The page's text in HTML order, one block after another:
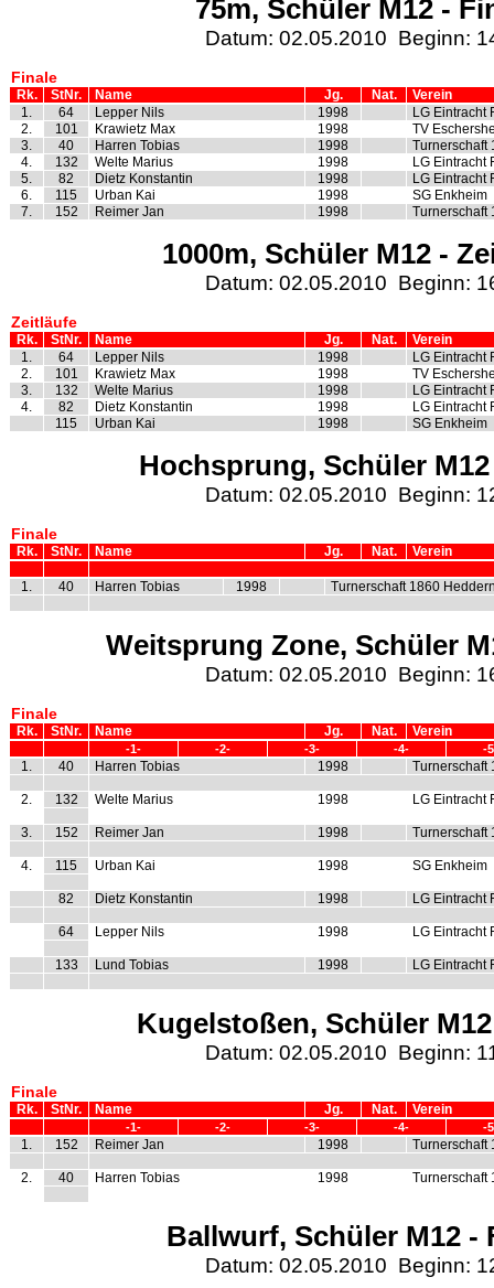
75m, Schüler M12 -
Datum: 02.05.2010 Beginn:
Finale
Rk. StNr. Name Jg. Nat.
Verein
1.
64 Lepper Nils 1998
LG Eintracht
2.
101 Krawietz Max 1998
TV
3.
40 Harren Tobias 1998
Turnerschaft
4.
132 Welte Marius 1998
LG Eintracht
5.
82 Dietz Konstantin 1998
LG Eintracht
6.
115 Urban Kai 1998
SG Enkheim
7.
152 Reimer Jan 1998 Turnerschaft
1000m, Schüler M12 -
Datum: 02.05.2010 Beginn:
Zeitläufe
Rk. StNr. Name Jg. Nat.
Verein
1.
64 Lepper Nils 1998
LG Eintracht
2.
101 Krawietz Max 1998
TV
3.
132 Welte Marius 1998
LG Eintracht
4.
82 Dietz Konstantin 1998
LG Eintracht
115
Urban Kai 1998 SG Enkheim
Hochsprung, Schüler
Datum: 02.05.2010 Beginn:
Finale
Rk. StNr. Name Jg. Nat. Verein
1. 40 Harren Tobias 1998 Turnerschaft 1860
Weitsprung Zone, Schüler
Datum: 02.05.2010 Beginn:
Finale
Rk. StNr. Name Jg. Nat. Verein
-1- -2- -3- -4- -
1. 40 Harren Tobias 1998 Turnerschaft
2. 132 Welte Marius 1998 LG Eintracht
3. 152 Reimer Jan 1998 Turnerschaft
4. 115 Urban Kai 1998 SG Enkheim
82 Dietz Konstantin 1998 LG Eintracht
64 Lepper Nils 1998 LG Eintracht
133 Lund Tobias 1998 LG Eintracht
Kugelstoßen, Schüler
Datum: 02.05.2010 Beginn:
Finale
Rk. StNr. Name Jg. Nat. Verein
-1- -2- -3- -4- -
1. 152 Reimer Jan 1998 Turnerschaft
2. 40 Harren Tobias 1998 Turnerschaft
Ballwurf, Schüler M12 -
Datum: 02.05.2010 Beginn: